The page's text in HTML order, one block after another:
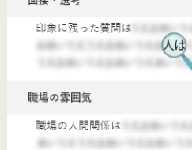
勤務地 愛知県名古屋市中区栄2-2-21
職種 サービス管理責任者
雇用形態 正社員(日勤のみ)